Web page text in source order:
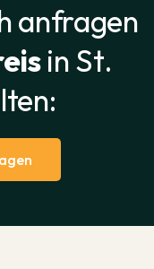
anfragen
in St.